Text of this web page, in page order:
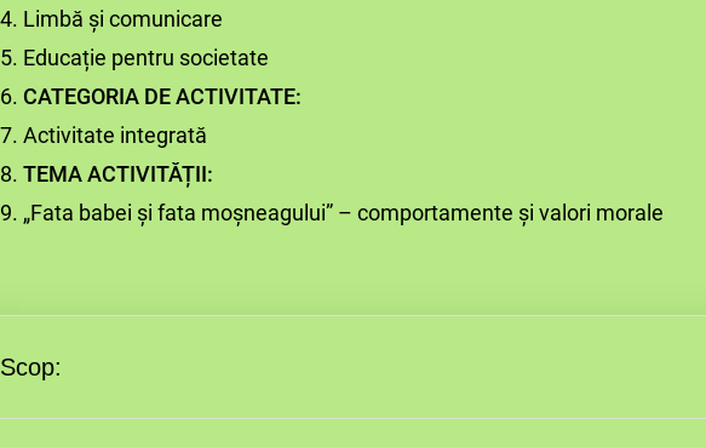
Limbă și comunicare
Educație pentru societate
CATEGORIA DE ACTIVITATE:
Activitate integrată
TEMA ACTIVITĂȚII:
„Fata babei și fata moșneagului” – comportamente și valori morale
Scop: